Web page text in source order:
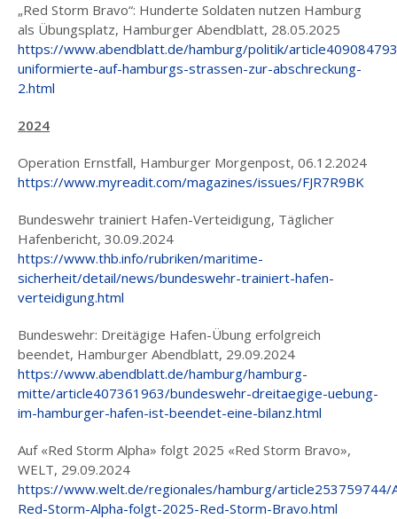
„Red Storm Bravo“: Hunderte Soldaten nutzen Hamburg
als Übungsplatz, Hamburger Abendblatt, 28.05.2025
https://www.abendblatt.de/hamburg/politik/
uniformierte-auf-hamburgs-strassen-zur-abschreckung-
2.html
2024
Operation Ernstfall, Hamburger Morgenpost, 06.12.2024
https://www.myreadit.com/magazines/issues/FJR7R9BK
Bundeswehr trainiert Hafen-Verteidigung, Täglicher
Hafenbericht, 30.09.2024
https://www.thb.info/rubriken/maritime-
sicherheit/detail/news/bundeswehr-trainiert-hafen-
verteidigung.html
Bundeswehr: Dreitägige Hafen-Übung erfolgreich
beendet, Hamburger Abendblatt, 29.09.2024
https://www.abendblatt.de/hamburg/hamburg-
mitte/article407361963/bundeswehr-dreitaegige-uebung-
im-hamburger-hafen-ist-beendet-eine-bilanz.html
Auf «Red Storm Alpha» folgt 2025 «Red Storm Bravo»,
WELT, 29.09.2024
https://www.welt.de/regionales/hamburg/article253759744/
Red-Storm-Alpha-folgt-2025-Red-Storm-Bravo.html